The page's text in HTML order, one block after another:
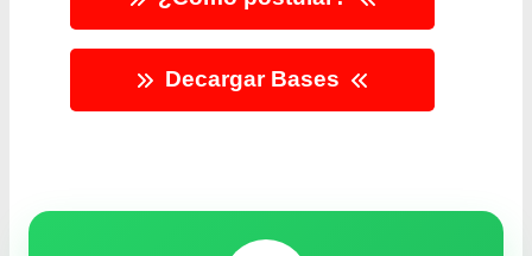
Decargar Bases